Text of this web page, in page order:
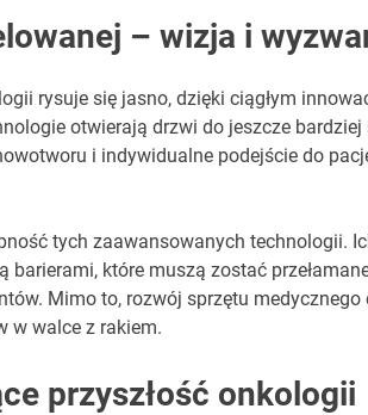
– wizja i
rysuje się jasno, dzięki ciągłym
otwierają drzwi do jeszcze
i indywidualne podejście do
tych zaawansowanych technologii.
barierami, które muszą zostać
Mimo to, rozwój sprzętu
w walce z rakiem.
przyszłość onkologii